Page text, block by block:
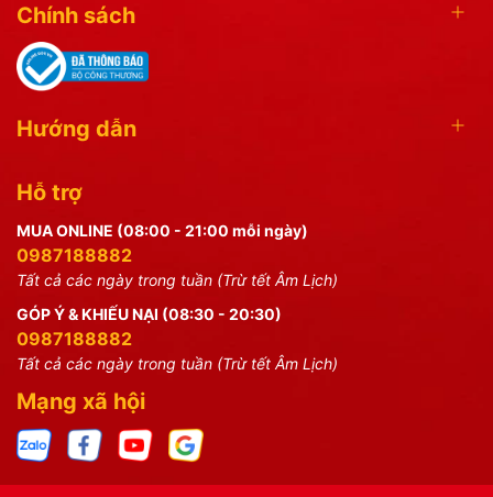
Chính sách
Hướng dẫn
Hỗ trợ
MUA ONLINE (08:00 - 21:00 mỗi ngày)
0987188882
Tất cả các ngày trong tuần (Trừ tết Âm Lịch)
GÓP Ý & KHIẾU NẠI (08:30 - 20:30)
0987188882
Tất cả các ngày trong tuần (Trừ tết Âm Lịch)
Mạng xã hội